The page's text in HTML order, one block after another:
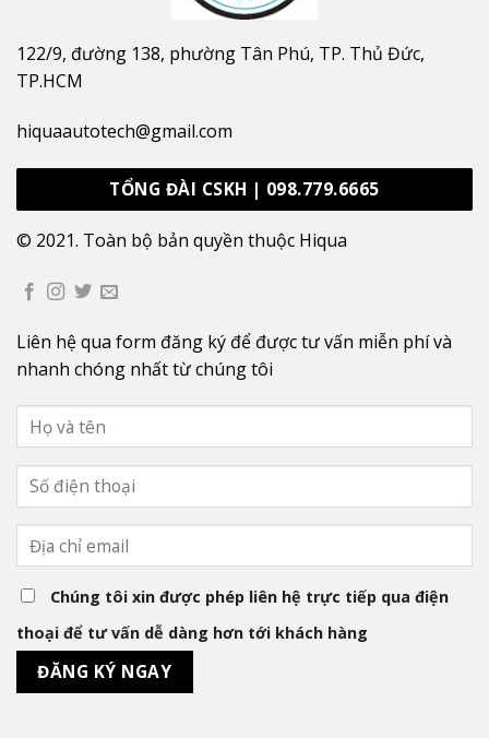
122/9, đường 138, phường Tân Phú, TP. Thủ Đức,
TP.HCM
hiquaautotech@gmail.com
TỔNG ĐÀI CSKH | 098.779.6665
© 2021. Toàn bộ bản quyền thuộc Hiqua
Liên hệ qua form đăng ký để được tư vấn miễn phí và
nhanh chóng nhất từ chúng tôi
Chúng tôi xin được phép liên hệ trực tiếp qua điện
thoại để tư vấn dễ dàng hơn tới khách hàng